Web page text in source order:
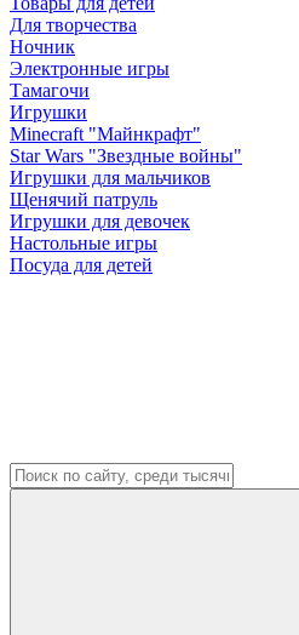
Для творчества
Ночник
Электронные игры
Тамагочи
Игрушки
Minecraft "Майнкрафт"
Star Wars "Звездные войны"
Игрушки для мальчиков
Щенячий патруль
Игрушки для девочек
Настольные игры
Посуда для детей